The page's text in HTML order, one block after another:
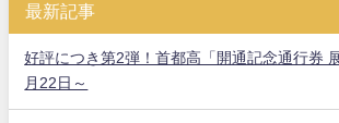
最新記事
好評につき第2弾！首都高「開通記念通行券
月22日～